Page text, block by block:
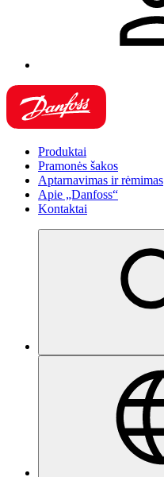
Produktai
Pramonės šakos
Aptarnavimas ir rėmimas
Apie „Danfoss“
Kontaktai